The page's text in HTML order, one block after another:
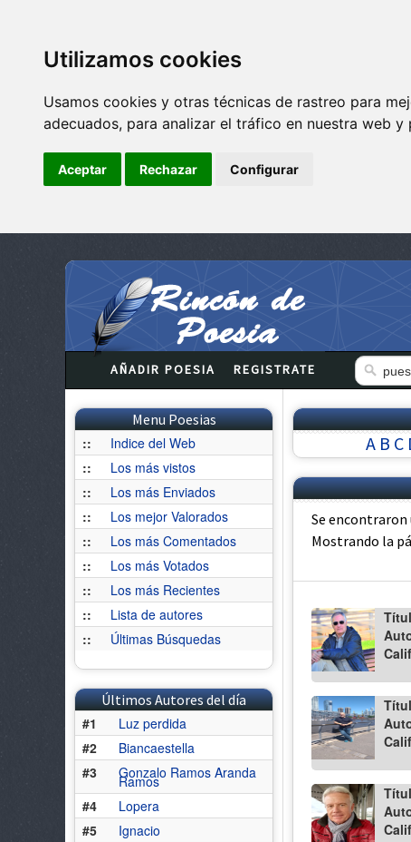
Utilizamos cookies
Usamos cookies y otras técnicas de rastreo para
adecuados, para analizar el tráfico en nuestra web
Aceptar Rechazar Configurar
AÑADIR POESIA REGISTRATE
Menu Poesias
::
Indice del Web
::
Los más vistos
::
Los más Enviados
::
Los mejor Valorados
::
Los más Comentados
::
Los más Votados
::
Los más Recientes
::
Lista de autores
::
Últimas Búsquedas
Últimos Autores del día
#1
Luz perdida
#2
Biancaestella
#3
Gonzalo Ramos Aranda
Ramos
#4
Lopera
#5
Ignacio
A B C
Se
Mostrando la